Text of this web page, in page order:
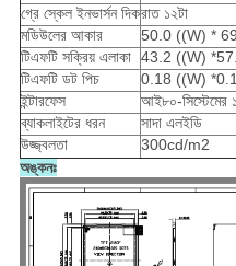
গ্রে স্কেল ইনভার্সন দিকরাত ১২টা
মডিউলের আকার
50.0 ((W) *
টিএফটি সক্রিয় এলাকা 43.2 ((W)
টিএফটি ডট পিচ
0.18 ((W)
ইন্টারফেস
আই৮০-সিস্টেমের
ব্যাকলাইটের ধরন
সাদা এলইডি
উজ্জ্বলতা
300cd/m2
অঙ্কনঃ